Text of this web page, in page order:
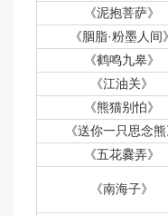
《泥抱菩萨》
《胭脂·粉墨人间》
《鹤鸣九皋》
《江油关》
《熊猫别怕》
《送你一只思念熊
《五花爨弄》
《南海子》